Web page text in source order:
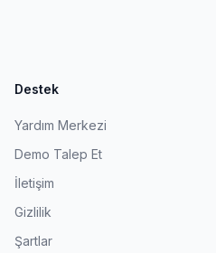
Destek
Yardım Merkezi
Demo Talep Et
İletişim
Gizlilik
Şartlar